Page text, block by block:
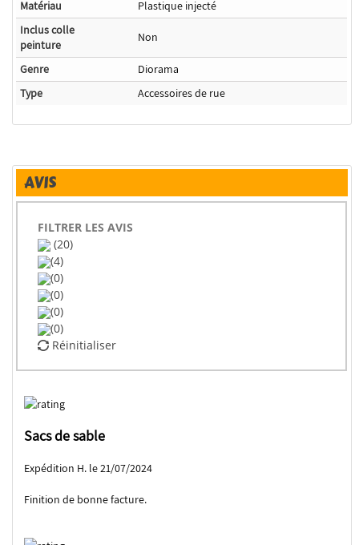
Matériau
Plastique injecté
Inclus colle
peinture
Non
Genre
Diorama
Type
Accessoires de rue
AVIS
FILTRER LES AVIS
(20)
(4)
(0)
(0)
(0)
(0)
Réinitialiser
Sacs de sable
Expédition H. le 21/07/2024
Finition de bonne facture.